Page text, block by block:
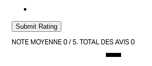
Submit Rating
NOTE MOYENNE0/ 5. TOTAL DES AVIS0